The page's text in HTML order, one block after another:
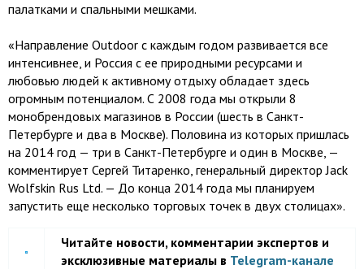
палатками и спальными мешками.
«Направление Outdoor с каждым годом развивается все
интенсивнее, и Россия с ее природными ресурсами и
любовью людей к активному отдыху обладает здесь
огромным потенциалом. С 2008 года мы открыли 8
монобрендовых магазинов в России (шесть в Санкт-
Петербурге и два в Москве). Половина из которых пришлась
на 2014 год — три в Санкт-Петербурге и один в Москве, —
комментирует Сергей Титаренко, генеральный директор Jack
Wolfskin Rus Ltd. — До конца 2014 года мы планируем
запустить еще несколько торговых точек в двух столицах».
Читайте новости, комментарии экспертов и
эксклюзивные материалы в Telegram-канале